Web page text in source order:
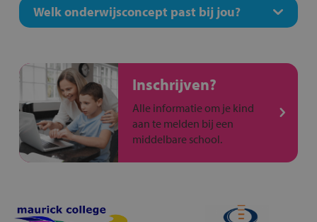
Welk onderwijsconcept past bij jou?
Inschrijven?
Alle informatie om je kind
aan te melden bij een
middelbare school.